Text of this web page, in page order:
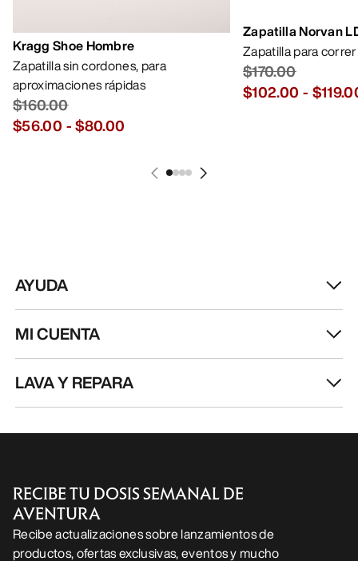
Kragg Shoe Hombre
Zapatilla sin cordones, para
aproximaciones rápidas
$160.00
$56.00 -$80.00
Zapatilla Norvan
Zapatilla para
$170.00
$102.00 -
AYUDA
MI CUENTA
LAVA Y REPARA
RECIBE TU DOSIS SEMANAL DE
AVENTURA
Recibe actualizaciones sobre lanzamientos de
productos, ofertas exclusivas, eventos y mucho